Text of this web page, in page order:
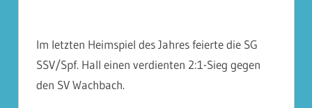
Im letzten Heimspiel des Jahres feierte die SG
SSV/Spf. Hall einen verdienten 2:1-Sieg gegen
den SV Wachbach.